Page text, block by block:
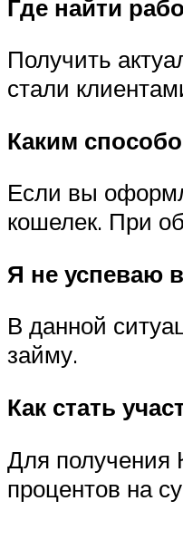
Где найти
Получить
стали
Каким
Если вы
кошелек. При
Я не успеваю
В данной
займу.
Как стать
Для получения
процентов на